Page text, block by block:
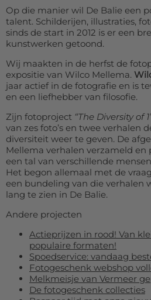
Op die manier wil De Balie een
talent. Schilderijen, illustraties,
sinds de start in 2012 is er een
kunstwerken getoond.
Wij maakten in de herfst de
expositie van Wilco Mellema.
jaar actief in de fotografie en is
en een liefhebber van filosofie.
Zijn fotoproject “The Diversity of
van zes foto’s en twee verhalen
diversiteit weer te geven. De
Mellema verhalen verzameld
een tal van verschillende
Het begon allemaal met de
een bundeling van die verhalen
lang te zien in De Balie.
Andere projecten
Actieprijzen in rood! Van
populaire formaten!
Spoedservice: vandaag
Fotogeschenk webshop
Melkmeisje van Vermeer
De fotogeschenk collecties